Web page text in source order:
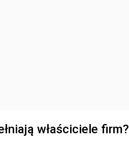
właściciele firm?